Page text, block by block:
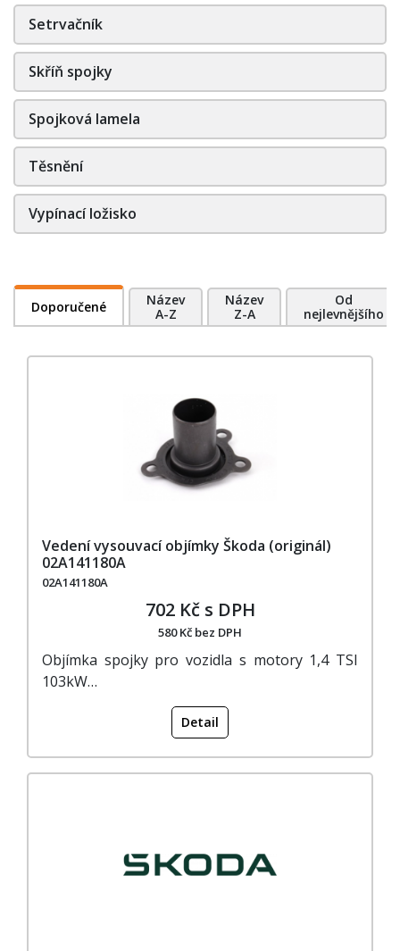
Setrvačník
Skříň spojky
Spojková lamela
Těsnění
Vypínací ložisko
Doporučené
Název
A-Z
Název
Z-A
Od
nejlevnějšího
Vedení vysouvací objímky Škoda (originál)
02A141180A
02A141180A
702 Kč s DPH
580 Kč bez DPH
Objímka spojky pro vozidla s motory 1,4 TSI
103kW…
Detail